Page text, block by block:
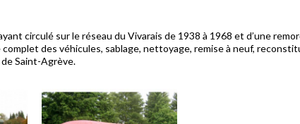
circulé sur le réseau du Vivarais de 1938 à 1968 et d’une
des véhicules, sablage, nettoyage, remise à neuf,
Saint-Agrève.